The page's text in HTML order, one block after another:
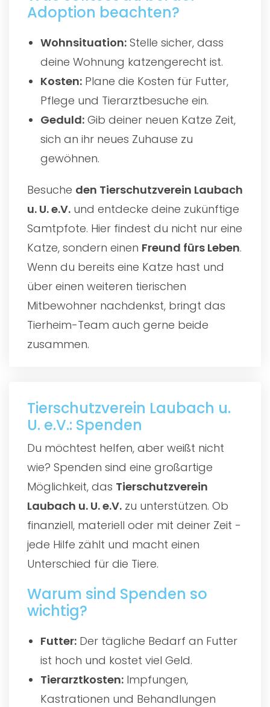
Adoption beachten?
Wohnsituation: Stelle sicher, dass
deine Wohnung katzengerecht ist.
Kosten: Plane die Kosten für Futter,
Pflege und Tierarztbesuche ein.
Geduld: Gib deiner neuen Katze Zeit,
sich an ihr neues Zuhause zu
gewöhnen.
Besuche den Tierschutzverein Laubach
u. U. e.V. und entdecke deine zukünftige
Samtpfote. Hier findest du nicht nur eine
Katze, sondern einen Freund fürs Leben.
Wenn du bereits eine Katze hast und
über einen weiteren tierischen
Mitbewohner nachdenkst, bringt das
Tierheim-Team auch gerne beide
zusammen.
Tierschutzverein Laubach u.
U. e.V.: Spenden
Du möchtest helfen, aber weißt nicht
wie? Spenden sind eine großartige
Möglichkeit, das Tierschutzverein
Laubach u. U. e.V. zu unterstützen. Ob
finanziell, materiell oder mit deiner Zeit -
jede Hilfe zählt und macht einen
Unterschied für die Tiere.
Warum sind Spenden so
wichtig?
Futter: Der tägliche Bedarf an Futter
ist hoch und kostet viel Geld.
Tierarztkosten: Impfungen,
Kastrationen und Behandlungen